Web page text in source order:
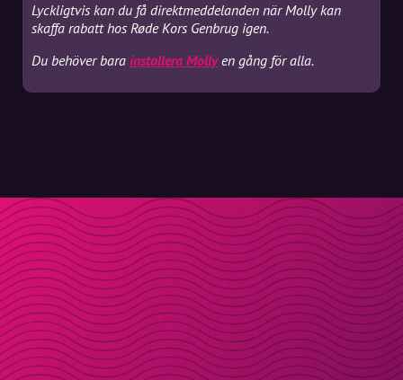
Lyckligtvis kan du få direktmeddelanden när Molly kan
skaffa rabatt hos Røde Kors Genbrug igen.
Du behöver bara installera Mollyen gång för alla.